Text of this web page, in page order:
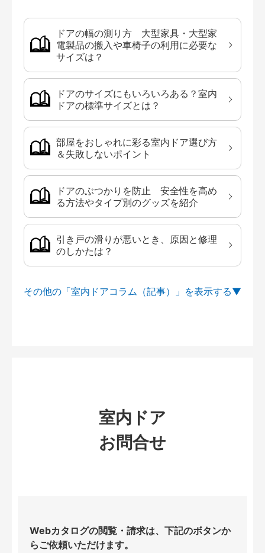
ドアの幅の測り方 大型家具・大型家
電製品の搬入や車椅子の利用に必要な
サイズは？
ドアのサイズにもいろいろある？室内
ドアの標準サイズとは？
部屋をおしゃれに彩る室内ドア選び方
＆失敗しないポイント
ドアのぶつかりを防止 安全性を高め
る方法やタイプ別のグッズを紹介
引き戸の滑りが悪いとき、原因と修理
のしかたは？
その他の「室内ドアコラム（記事）」を
室内ドア
お問合せ
Webカタログの閲覧・請求は、下記のボタンか
らご依頼いただけます。